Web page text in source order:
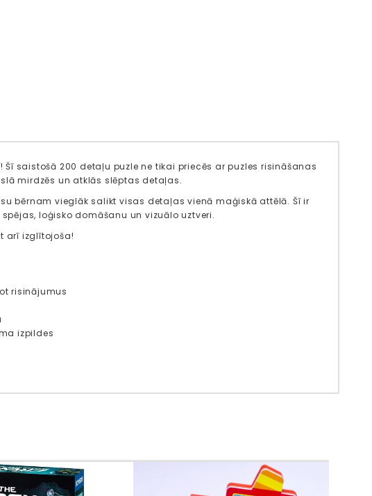
saistošā 200 detaļu puzle ne tikai priecēs ar puzles risināšanas
mirdzēs un atklās slēptas detaļas.
bērnam vieglāk salikt visas detaļas vienā maģiskā attēlā. Šī ir
loģisko domāšanu un vizuālo uztveri.
arī izglītojoša!
risinājumus
izpildes